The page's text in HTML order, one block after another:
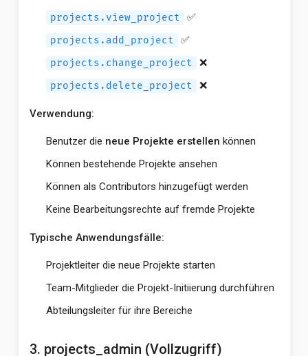
projects.view_project ✅
projects.add_project ✅
projects.change_project ❌
projects.delete_project ❌
Verwendung:
Benutzer die neue Projekte erstellen können
Können bestehende Projekte ansehen
Können als Contributors hinzugefügt werden
Keine Bearbeitungsrechte auf fremde Projekte
Typische Anwendungsfälle:
Projektleiter die neue Projekte starten
Team-Mitglieder die Projekt-Initiierung durchführen
Abteilungsleiter für ihre Bereiche
3. projects_admin (Vollzugriff)